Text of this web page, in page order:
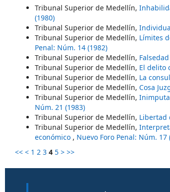
Tribunal Superior de Medellín,
(1980)
Tribunal Superior de Medellín,
Tribunal Superior de Medellín, Límites
Penal: Núm. 14 (1982)
Tribunal Superior de Medellín,
Tribunal Superior de Medellín, El delito
Tribunal Superior de Medellín, La
Tribunal Superior de Medellín, Cosa
Tribunal Superior de Medellín,
Núm. 21 (1983)
Tribunal Superior de Medellín, Libertad
Tribunal Superior de Medellín,
económico , Nuevo Foro Penal: Núm. 17
<< < 1 2 3 4 5 > >>